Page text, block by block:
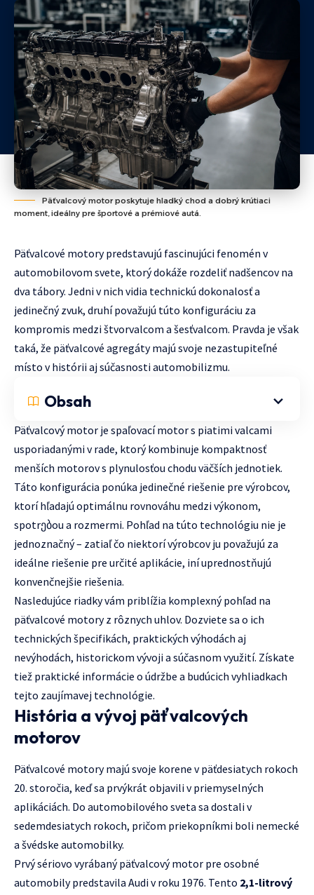
Päťvalcový motor poskytuje hladký chod a dobrý krútiaci
moment, ideálny pre športové a prémiové autá.
Päťvalcové motory predstavujú fascinujúci fenomén v
automobilovom svete, ktorý dokáže rozdeliť nadšencov na
dva tábory. Jedni v nich vidia technickú dokonalosť a
jedinečný zvuk, druhí považujú túto konfiguráciu za
kompromis medzi štvorvalcom a šesťvalcom. Pravda je však
taká, že päťvalcové agregáty majú svoje nezastupiteľné
místo v histórii aj súčasnosti automobilizmu.
Obsah
Päťvalcový motor je spaľovací motor s piatimi valcami
usporiadanými v rade, ktorý kombinuje kompaktnosť
menších motorov s plynulosťou chodu väčších jednotiek.
Táto konfigurácia ponúka jedinečné riešenie pre výrobcov,
ktorí hľadajú optimálnu rovnováhu medzi výkonom,
spotrებou a rozmermi. Pohľad na túto technológiu nie je
jednoznačný – zatiaľ čo niektorí výrobcov ju považujú za
ideálne riešenie pre určité aplikácie, iní uprednostňujú
konvenčnejšie riešenia.
Nasledujúce riadky vám priblížia komplexný pohľad na
päťvalcové motory z rôznych uhlov. Dozviete sa o ich
technických špecifikách, praktických výhodách aj
nevýhodách, historickom vývoji a súčasnom využití. Získate
tiež praktické informácie o údržbe a budúcich vyhliadkach
tejto zaujímavej technológie.
História a vývoj päťvalcových
motorov
Päťvalcové motory majú svoje korene v päťdesiatych rokoch
20. storočia, keď sa prvýkrát objavili v priemyselných
aplikáciách. Do automobilového sveta sa dostali v
sedemdesiatych rokoch, pričom priekopníkmi boli nemecké
a švédske automobilky.
Prvý sériovo vyrábaný päťvalcový motor pre osobné
automobily predstavila Audi v roku 1976. Tento 2,1-litrový